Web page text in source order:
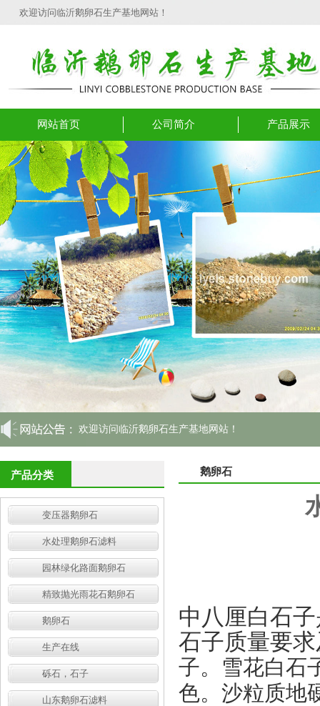
欢迎访问临沂鹅卵石生产基地网站！
网站首页 公司简介 产品展示
欢迎访问临沂鹅卵石生产基地网站！
产品分类
变压器鹅卵石
水处理鹅卵石滤料
园林绿化路面鹅卵石
精致抛光雨花石鹅卵石
鹅卵石
生产在线
砾石，石子
山东鹅卵石滤料
鹅卵石
中八厘白石
石子质量要
子。雪花白石
色。沙粒质地